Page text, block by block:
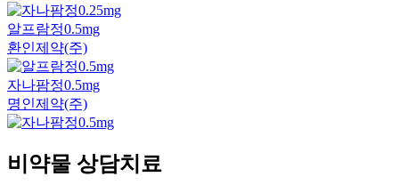
알프람정0.5mg
환인제약(주)
자나팜정0.5mg
명인제약(주)
비약물 상담치료